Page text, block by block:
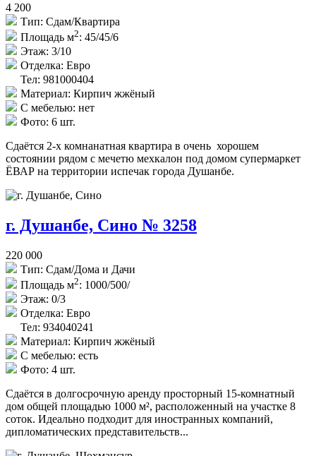
4 200
Тип: Сдам/Квартира
Площадь м2: 45/45/6
Этаж: 3/10
Отделка: Евро
Тел: 981000404
Материал: Кирпич жжёный
С мебелью: нет
Фото: 6 шт.
Сдаётся 2-х комнанатная квартира в очень хорошем
состоянии рядом с мечетю мехкалон под домом супермаркет
ЁВАР на территории испечак города Душанбе.
г. Душанбе, Сино № 3258
220 000
Тип: Сдам/Дома и Дачи
Площадь м2: 1000/500/
Этаж: 0/3
Отделка: Евро
Тел: 934040241
Материал: Кирпич жжёный
С мебелью: есть
Фото: 4 шт.
Сдаётся в долгосрочную аренду просторный 15-комнатный
дом общей площадью 1000 м², расположенный на участке 8
соток. Идеально подходит для иностранных компаний,
дипломатических представительств...